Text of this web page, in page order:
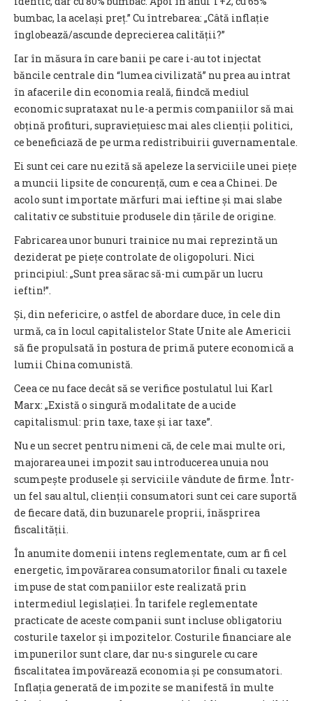
bumbac, la același preț.” Cu întrebarea: „Câtă inflație
înglobează/ascunde deprecierea calității?”
Iar în măsura în care banii pe care i-au tot injectat
băncile centrale din “lumea civilizată” nu prea au intrat
în afacerile din economia reală, fiindcă mediul
economic suprataxat nu le-a permis companiilor să mai
obțină profituri, supraviețuiesc mai ales clienții politici,
ce beneficiază de pe urma redistribuirii guvernamentale.
Ei sunt cei care nu ezită să apeleze la serviciile unei piețe
a muncii lipsite de concurență, cum e cea a Chinei. De
acolo sunt importate mărfuri mai ieftine și mai slabe
calitativ ce substituie produsele din țările de origine.
Fabricarea unor bunuri trainice nu mai reprezintă un
deziderat pe piețe controlate de oligopoluri. Nici
principiul: „Sunt prea sărac să-mi cumpăr un lucru
ieftin!”.
Și, din nefericire, o astfel de abordare duce, în cele din
urmă, ca în locul capitalistelor State Unite ale Americii
să fie propulsată în postura de primă putere economică a
lumii China comunistă.
Ceea ce nu face decât să se verifice postulatul lui Karl
Marx: „Există o singură modalitate de a ucide
capitalismul: prin taxe, taxe și iar taxe”.
Nu e un secret pentru nimeni că, de cele mai multe ori,
majorarea unei impozit sau introducerea unuia nou
scumpește produsele și serviciile vândute de firme. Într-
un fel sau altul, clienții consumatori sunt cei care suportă
de fiecare dată, din buzunarele proprii, înăsprirea
fiscalității.
În anumite domenii intens reglementate, cum ar fi cel
energetic, împovărarea consumatorilor finali cu taxele
impuse de stat companiilor este realizată prin
intermediul legislației. În tarifele reglementate
practicate de aceste companii sunt incluse obligatoriu
costurile taxelor și impozitelor. Costurile financiare ale
impunerilor sunt clare, dar nu-s singurele cu care
fiscalitatea împovărează economia și pe consumatori.
Inflația generată de impozite se manifestă în multe